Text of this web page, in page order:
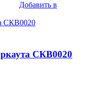
Добавить в
СКВ0020